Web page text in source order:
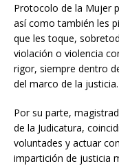
Protocolo de la Mujer
así como también les
que les toque,
violación o violencia
rigor, siempre dentro
del marco de la justicia.
Por su parte,
de la Judicatura,
voluntades y actuar
impartición de justicia